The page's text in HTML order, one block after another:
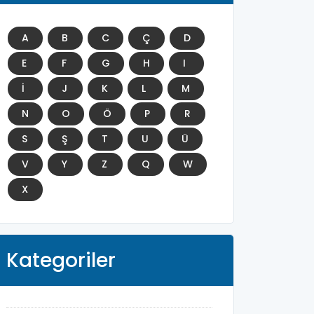
A B C Ç
D
E
F G H
I
İ
J K L
M
N
O Ö P
R
S
Ş T U
Ü
V
Y Z Q
W
X
Kategoriler